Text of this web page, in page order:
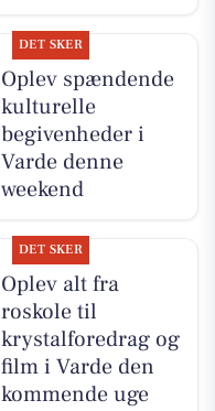
DET SKER
Oplev spændende
kulturelle
begivenheder i
Varde denne
weekend
DET SKER
Oplev alt fra
roskole til
krystalforedrag og
film i Varde den
kommende uge